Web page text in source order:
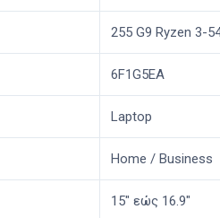
255 G9 Ryzen 3-
6F1G5EA
Laptop
Home / Business
15" εώς 16.9"